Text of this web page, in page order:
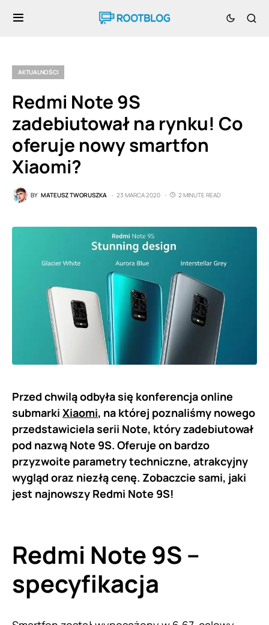
AKTUALNOŚCI
Redmi Note 9S
zadebiutował na rynku! Co
oferuje nowy smartfon
Xiaomi?
BY MATEUSZ TWORUSZKA 23 MARCA 2020 2 MINUTE READ
Przed chwilą odbyła się konferencja online
submarki Xiaomi, na której poznaliśmy nowego
przedstawiciela serii Note, który zadebiutował
pod nazwą Note 9S. Oferuje on bardzo
przyzwoite parametry techniczne, atrakcyjny
wygląd oraz niezłą cenę. Zobaczcie sami, jaki
jest najnowszy Redmi Note 9S!
Redmi Note 9S –
specyfikacja